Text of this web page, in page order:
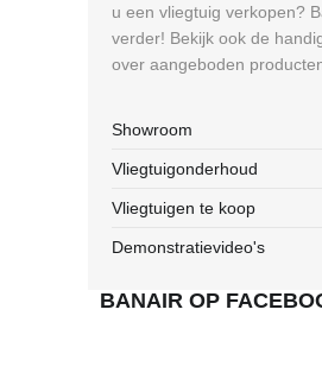
u een vliegtuig verkopen?
verder! Bekijk ook de
over aangeboden
Showroom
Vliegtuigonderhoud
Vliegtuigen te koop
Demonstratievideo's
BANAIR OP